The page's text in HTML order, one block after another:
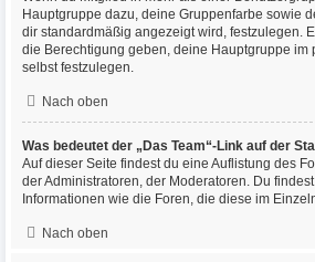
Hauptgruppe dazu, deine Gruppenfarbe sowie
dir standardmäßig angezeigt wird, festzulegen.
die Berechtigung geben, deine Hauptgruppe im
selbst festzulegen.
Nach oben
Was bedeutet der „Das Team“-Link auf der
Auf dieser Seite findest du eine Auflistung des
der Administratoren, der Moderatoren. Du
Informationen wie die Foren, die diese im
Nach oben